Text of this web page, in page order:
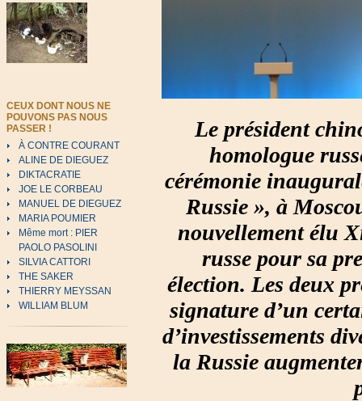
CEUX DONT NOUS NE
POUVONS PAS NOUS
PASSER !
À CONTRE COURANT
ALINE DE DIEGUEZ
DIKTACRATIE
JOE LE CORBEAU
MANUEL DE DIEGUEZ
MARIA POUMIER
Même mort : PIER
PAOLO PASOLINI
SILVIA CATTORI
THE SAKER
THIERRY MEYSSAN
WILLIAM BLUM
Le président
homologue
cérémonie
Russie », à
nouvellement élu
russe pour sa
élection. Les deux
signature d’un
d’investissements
la Russie